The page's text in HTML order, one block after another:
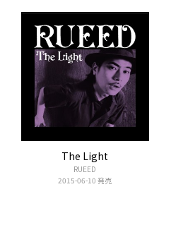
デモテープ
プライバシーポリシー
ENGLISH PAGE
The Light
RUEED
2015-06-10 発売